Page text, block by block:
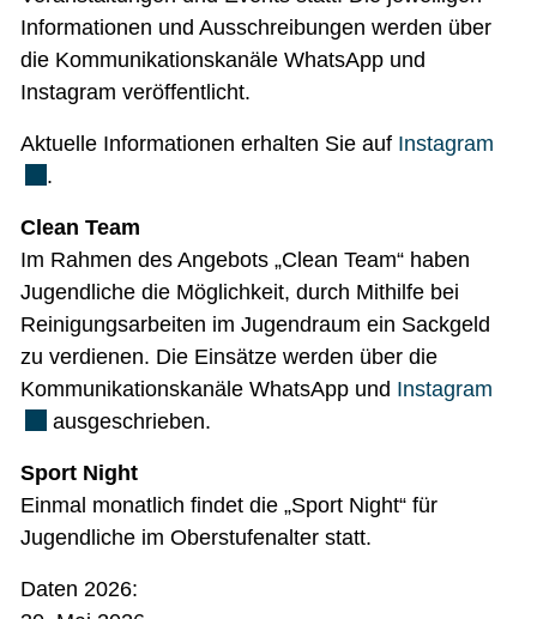
Informationen und Ausschreibungen werden über
die Kommunikationskanäle WhatsApp und
Instagram veröffentlicht.
Aktuelle Informationen erhalten Sie auf Instagram
.
Clean Team
Im Rahmen des Angebots „Clean Team“ haben
Jugendliche die Möglichkeit, durch Mithilfe bei
Reinigungsarbeiten im Jugendraum ein Sackgeld
zu verdienen. Die Einsätze werden über die
Kommunikationskanäle WhatsApp und Instagram
ausgeschrieben.
Sport Night
Einmal monatlich findet die „Sport Night“ für
Jugendliche im Oberstufenalter statt.
Daten 2026: